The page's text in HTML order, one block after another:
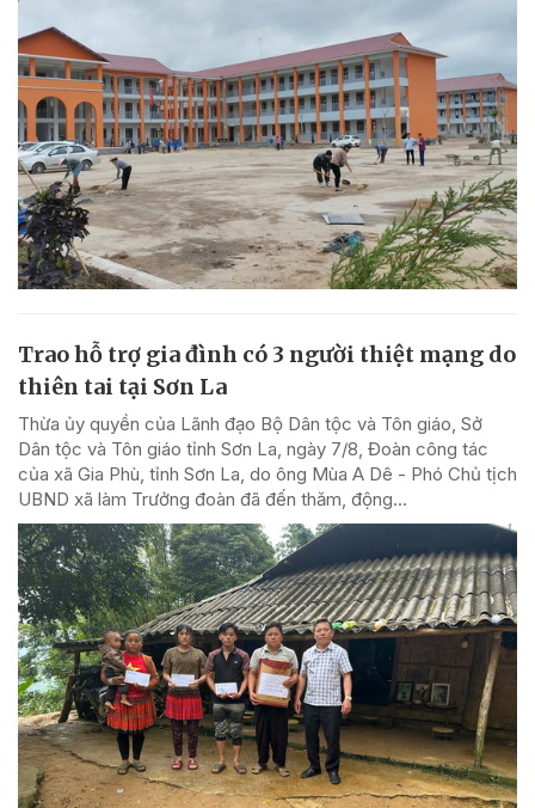
Trao hỗ trợ gia đình có 3 người thiệt mạng do
thiên tai tại Sơn La
Thừa ủy quyền của Lãnh đạo Bộ Dân tộc và Tôn giáo, Sở
Dân tộc và Tôn giáo tỉnh Sơn La, ngày 7/8, Đoàn công tác
của xã Gia Phù, tỉnh Sơn La, do ông Mùa A Dê - Phó Chủ tịch
UBND xã làm Trưởng đoàn đã đến thăm, động...